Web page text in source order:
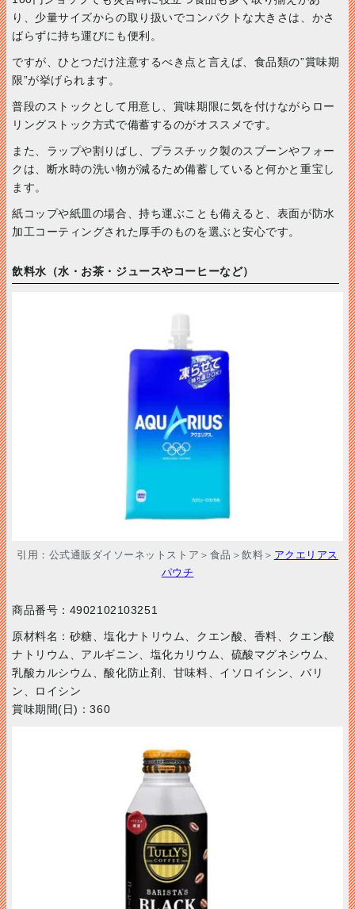
り、少量サイズからの取り扱いでコンパクトな大きさは、かさ
ばらずに持ち運びにも便利。
ですが、ひとつだけ注意するべき点と言えば、食品類の”賞味期
限”が挙げられます。
普段のストックとして用意し、賞味期限に気を付けながらロー
リングストック方式で備蓄するのがオススメです。
また、ラップや割りばし、プラスチック製のスプーンやフォー
クは、断水時の洗い物が減るため備蓄していると何かと重宝し
ます。
紙コップや紙皿の場合、持ち運ぶことも備えると、表面が防水
加工コーティングされた厚手のものを選ぶと安心です。
飲料水（水・お茶・ジュースやコーヒーなど）
引用：公式通販ダイソーネットストア＞食品＞飲料＞ アクエリアス
パウチ
商品番号： 4902102103251
原材料名：砂糖、塩化ナトリウム、クエン酸、香料、クエン酸
ナトリウム、アルギニン、塩化カリウム、硫酸マグネシウム、
乳酸カルシウム、酸化防止剤、甘味料、イソロイシン、バリ
ン、ロイシン
賞味期間(日)：360